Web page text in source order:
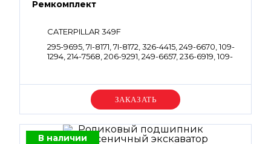
Ремкомплект
CATERPILLAR 349F
295-9695, 7I-8171, 7I-8172, 326-4415, 249-6670, 109-
1294, 214-7568, 206-9291, 249-6657, 236-6919, 109-
Уточняйте цену
В наличии